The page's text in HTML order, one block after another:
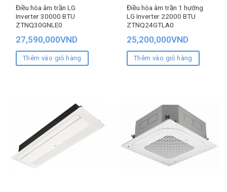
Điều hòa âm trần LG
Inverter 30000 BTU
ZTNQ30GNLE0
27,590,000VND
Thêm vào giỏ hàng
Điều hòa âm trần 1 hướng
LG Inverter 22000 BTU
ZTNQ24GTLA0
25,200,000VND
Thêm vào giỏ hàng